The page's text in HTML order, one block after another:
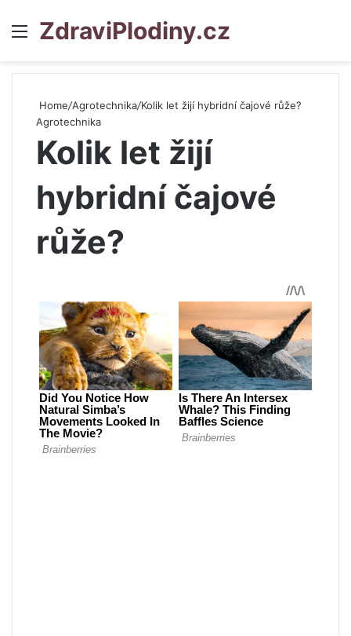
Menu
ZdraviPlodiny.cz
Home/Agrotechnika/Kolik let žijí hybridní čajové růže?
Agrotechnika
Kolik let žijí
hybridní čajové
růže?